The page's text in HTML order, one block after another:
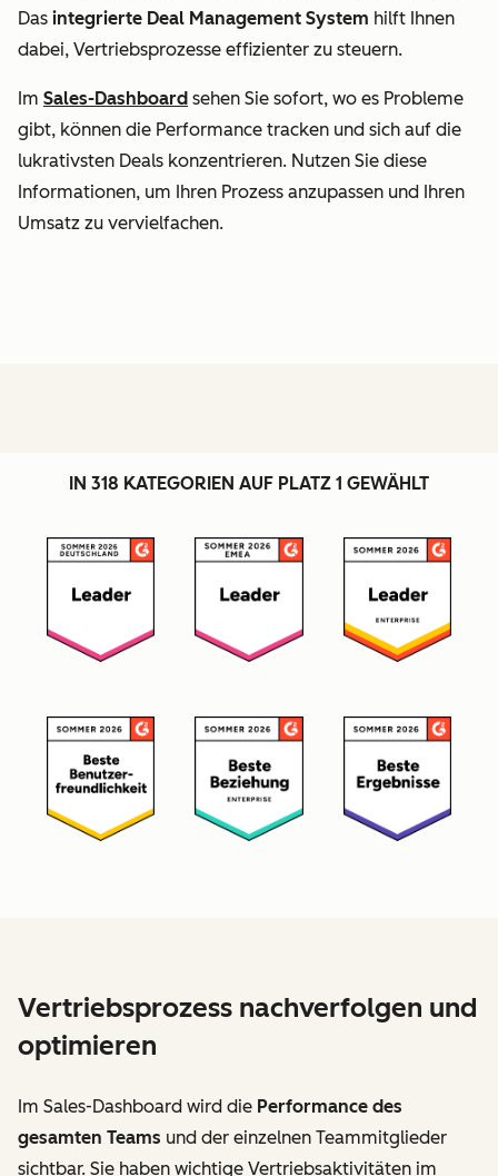
Das integrierte Deal Management System hilft Ihnen
dabei, Vertriebsprozesse effizienter zu steuern.
Im Sales-Dashboard sehen Sie sofort, wo es Probleme
gibt, können die Performance tracken und sich auf die
lukrativsten Deals konzentrieren. Nutzen Sie diese
Informationen, um Ihren Prozess anzupassen und Ihren
Umsatz zu vervielfachen.
IN 318 KATEGORIEN AUF PLATZ 1 GEWÄHLT
Vertriebsprozess nachverfolgen und
optimieren
Im Sales-Dashboard wird die Performance des
gesamten Teams und der einzelnen Teammitglieder
sichtbar. Sie haben wichtige Vertriebsaktivitäten im